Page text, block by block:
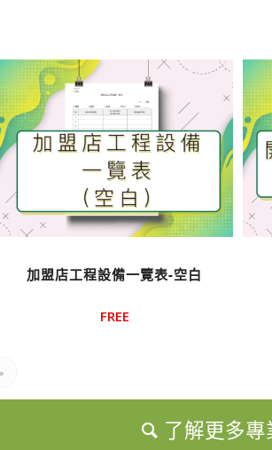
加盟店工程設備一覽表-空白
FREE
»
了解更多